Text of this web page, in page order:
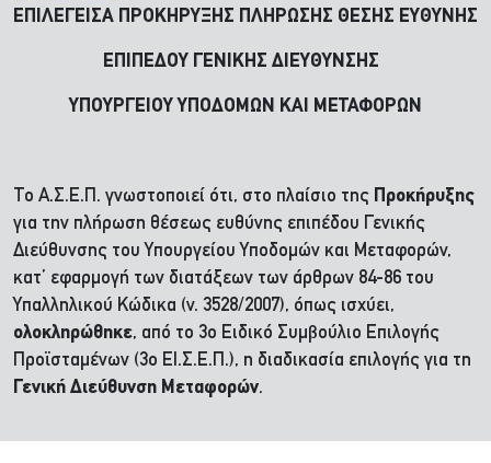
ΕΠΙΛΕΓEIΣΑ ΠΡΟΚΗΡΥΞΗΣ ΠΛΗΡΩΣΗΣ ΘΕΣΗΣ ΕΥΘΥΝΗΣ
ΕΠΙΠΕΔΟΥ ΓΕΝΙΚΗΣ ΔΙΕΥΘΥΝΣΗΣ
ΥΠΟΥΡΓΕΙΟΥ ΥΠΟΔΟΜΩΝ ΚΑΙ ΜΕΤΑΦΟΡΩΝ
Το Α.Σ.Ε.Π. γνωστοποιεί ότι, στο πλαίσιο της Προκήρυξης
για την πλήρωση θέσεως ευθύνης επιπέδου Γενικής
Διεύθυνσης του Υπουργείου Υποδομών και Μεταφορών,
κατ’ εφαρμογή των διατάξεων των άρθρων 84-86 του
Υπαλληλικού Κώδικα (ν. 3528/2007), όπως ισχύει,
ολοκληρώθηκε, από το 3ο Ειδικό Συμβούλιο Επιλογής
Προϊσταμένων (3ο ΕΙ.Σ.Ε.Π.), η διαδικασία επιλογής για τη
Γενική Διεύθυνση Μεταφορών.